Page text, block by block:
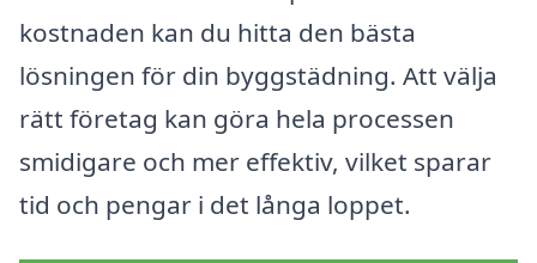
kostnaden kan du hitta den bästa
lösningen för din byggstädning. Att välja
rätt företag kan göra hela processen
smidigare och mer effektiv, vilket sparar
tid och pengar i det långa loppet.